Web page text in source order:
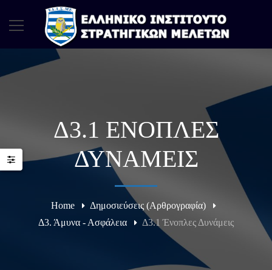
Δ3.1 ΈΝΟΠΛΕΣ
ΔΥΝΆΜΕΙΣ
Home
Δημοσιεύσεις (Αρθρογραφία)
Δ3. Άμυνα - Ασφάλεια
Δ3.1 Ένοπλες Δυνάμεις